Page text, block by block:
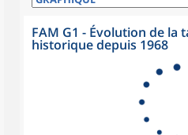
FAM G1 - Évolution de la
historique depuis 1968